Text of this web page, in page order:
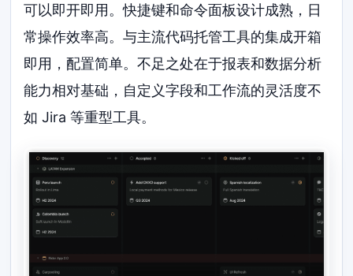
可以即开即用。快捷键和命令面板设计成熟，日
常操作效率高。与主流代码托管工具的集成开箱
即用，配置简单。不足之处在于报表和数据分析
能力相对基础，自定义字段和工作流的灵活度不
如 Jira 等重型工具。